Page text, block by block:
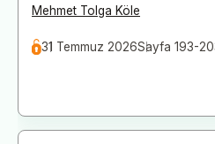
Mehmet Tolga Köle
31 Temmuz 2026Sayfa 193-